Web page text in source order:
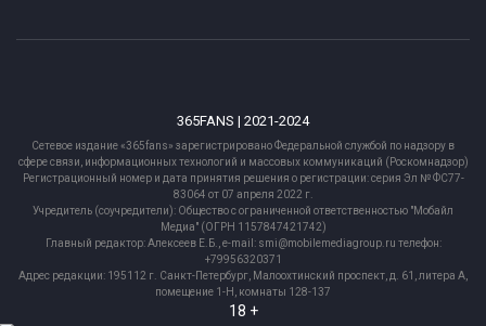
365FANS | 2021-2024
Сетевое издание «365fans» зарегистрировано Федеральной службой по надзору в
сфере связи, информационных технологий и массовых коммуникаций (Роскомнадзор)
Регистрационный номер и дата принятия решения о регистрации: серия Эл № ФС77-
83064 от 07 апреля 2022 г.
Учредитель (соучредители): Общество с ограниченной ответственностью "Мобайл
Медиа" (ОГРН 1157847421742)
Главный редактор: Алексеев Е.Б., e-mail: smi@mobilemediagroup.ru телефон:
+79956320371
Адрес редакции: 195112 г. Санкт-Петербург, Малоохтинский проспект, д. 61, литера А,
помещение 1-Н, комнаты 128-137
18 +